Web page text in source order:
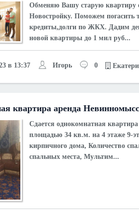
Обменяю Вашу старую квартиру
Новостройку. Поможем погасить
кредиты,долги по ЖКХ. Дадим
новой квартиры до 1 мил руб...
в 13:37 Игорь 0
квартира аренда
Сдается однокомнатная квартира
площадью 34 кв.м. на 4 этаже 9-
кирпичного дома, Количество
спальных места, Мультим...